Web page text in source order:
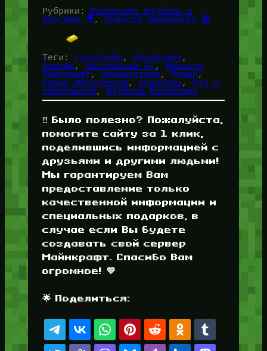
Рубрики: Майнкрафт Ютуберы и
Блогеры 🎥 , Новости Майнкрафт 🔴
Теги: Lololowka, Лололошка
Лолофд, Мастерская 47,
Новости
Майнкрафт, Проишествия, Роман
Роман Фильченков, Скандалы, Что с
лололошкой, Ютуберы Майнкрафт
‼️ Было полезно? Пожалуйста,
помогите сайту за 1 клик,
поделившись информацией с
друзьями и другими людьми!
Мы гарантируем Вам
предоставление только
качественной информации и
специальных подарков, в
случае если Вы будете
создавать свой сервер
Майнкрафт. Спасибо Вам
огромное! 💜
🌟 Поделиться: